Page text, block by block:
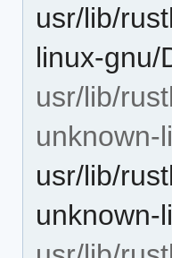
usr/lib/
linux-gnu/
usr/lib/
unknown-
usr/lib/
unknown-